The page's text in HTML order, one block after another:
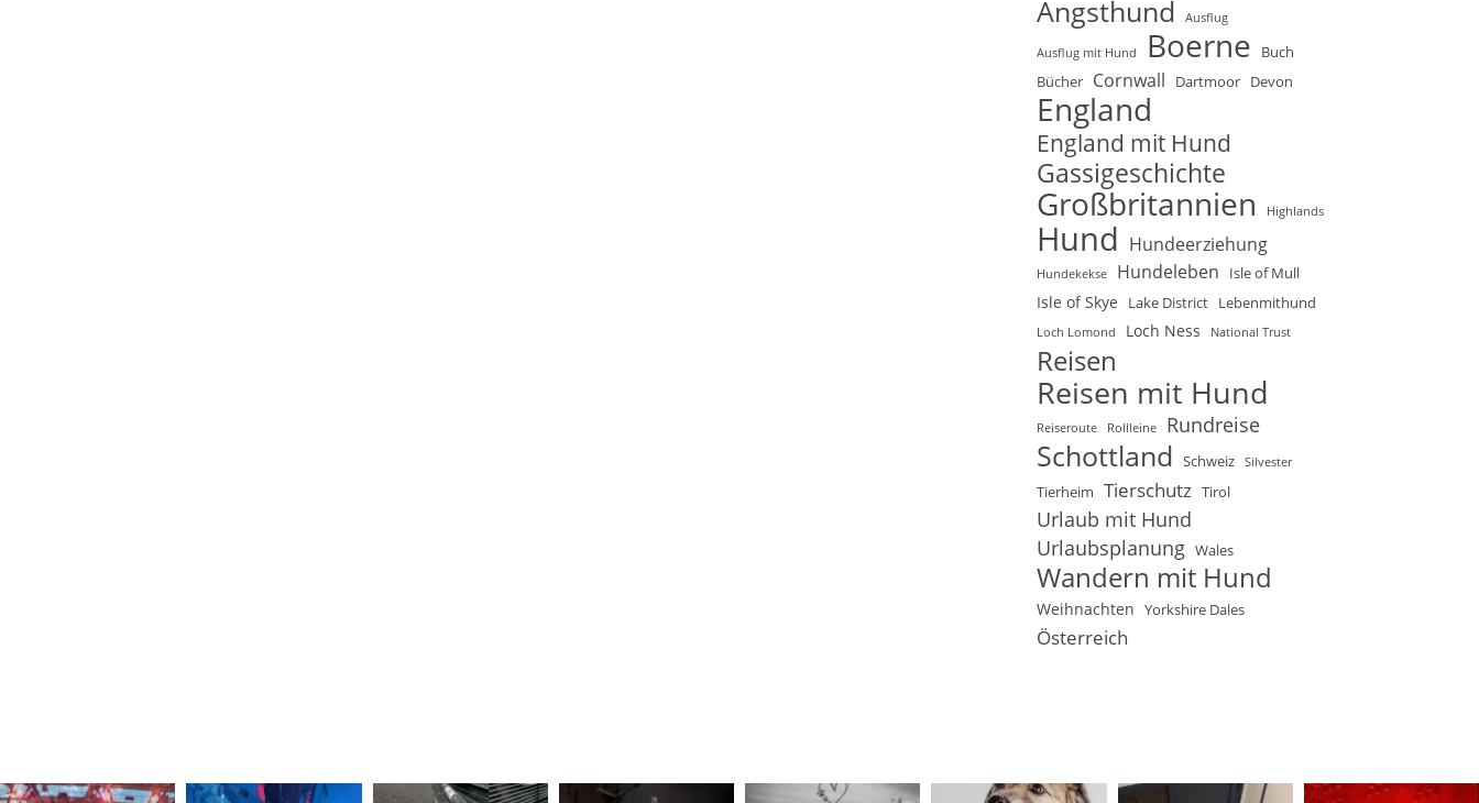
Angsthund Ausflug
Ausflug mit Hund Boerne
Buch
Bücher Cornwall Dartmoor Devon
England
England mit Hund
Gassigeschichte
Großbritannien Highlands
Hund Hundeerziehung
Hundekekse Hundeleben Isle of Mull
Isle of Skye Lake District Lebenmithund
Loch Lomond Loch Ness National Trust
Reisen
Reisen mit Hund
Reiseroute Rollleine Rundreise
Schottland Schweiz Silvester
Tierheim Tierschutz Tirol
Urlaub mit Hund
Urlaubsplanung Wales
Wandern mit Hund
Weihnachten Yorkshire Dales
Österreich